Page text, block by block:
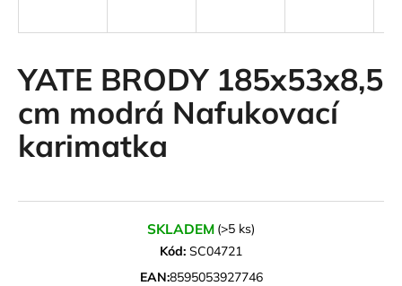
YATE BRODY 185x53x8,5
cm modrá Nafukovací
karimatka
SKLADEM (>5 ks)
Kód: SC04721
EAN:8595053927746
í
t
?